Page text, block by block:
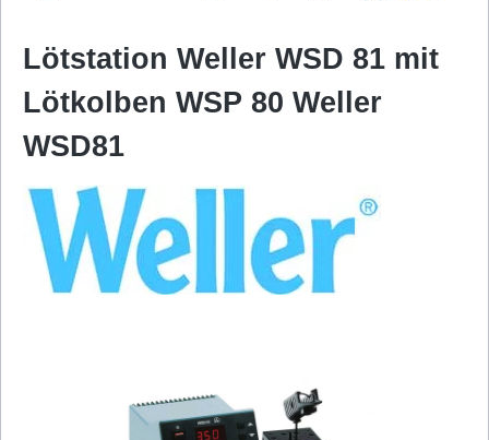
Lötstation Weller WSD 81 mit
Lötkolben WSP 80 Weller
WSD81